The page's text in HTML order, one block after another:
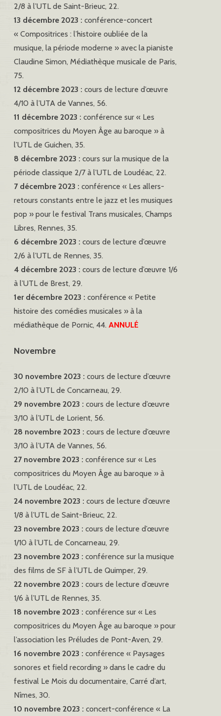
2/8 à l’UTL de Saint-Brieuc, 22.
13 décembre 2023 : conférence-concert
« Compositrices : l’histoire oubliée de la
musique, la période moderne » avec la pianiste
Claudine Simon, Médiathèque musicale de Paris,
75.
12 décembre 2023 : cours de lecture d’œuvre
4/10 à l’UTA de Vannes, 56.
11 décembre 2023 : conférence sur « Les
compositrices du Moyen Âge au baroque » à
l’UTL de Guichen, 35.
8 décembre 2023 : cours sur la musique de la
période classique 2/7 à l’UTL de Loudéac, 22.
7 décembre 2023 : conférence « Les allers-
retours constants entre le jazz et les musiques
pop » pour le festival Trans musicales, Champs
Libres, Rennes, 35.
6 décembre 2023 : cours de lecture d’œuvre
2/6 à l’UTL de Rennes, 35.
4 décembre 2023 : cours de lecture d’œuvre 1/6
à l’UTL de Brest, 29.
1er décembre 2023 : conférence « Petite
histoire des comédies musicales » à la
médiathèque de Pornic, 44. ANNULÉ
Novembre
30 novembre 2023 : cours de lecture d’œuvre
2/10 à l’UTL de Concarneau, 29.
29 novembre 2023 : cours de lecture d’œuvre
3/10 à l’UTL de Lorient, 56.
28 novembre 2023 : cours de lecture d’œuvre
3/10 à l’UTA de Vannes, 56.
27 novembre 2023 : conférence sur « Les
compositrices du Moyen Âge au baroque » à
l’UTL de Loudéac, 22.
24 novembre 2023 : cours de lecture d’œuvre
1/8 à l’UTL de Saint-Brieuc, 22.
23 novembre 2023 : cours de lecture d’œuvre
1/10 à l’UTL de Concarneau, 29.
23 novembre 2023 : conférence sur la musique
des films de SF à l’UTL de Quimper, 29.
22 novembre 2023 : cours de lecture d’œuvre
1/6 à l’UTL de Rennes, 35.
18 novembre 2023 : conférence sur « Les
compositrices du Moyen Âge au baroque » pour
l’association les Préludes de Pont-Aven, 29.
16 novembre 2023 : conférence « Paysages
sonores et field recording » dans le cadre du
festival Le Mois du documentaire, Carré d’art,
Nîmes, 30.
10 novembre 2023 : concert-conférence « La